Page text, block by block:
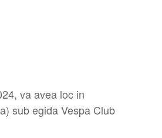
va avea loc in
sub egida Vespa Club